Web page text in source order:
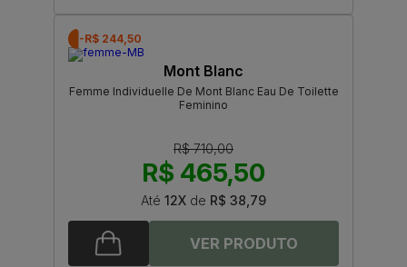
-R$ 244,50
Mont Blanc
Femme Individuelle De Mont Blanc Eau De Toilette
Feminino
R$ 710,00
R$ 465,50
Até 12X de R$ 38,79